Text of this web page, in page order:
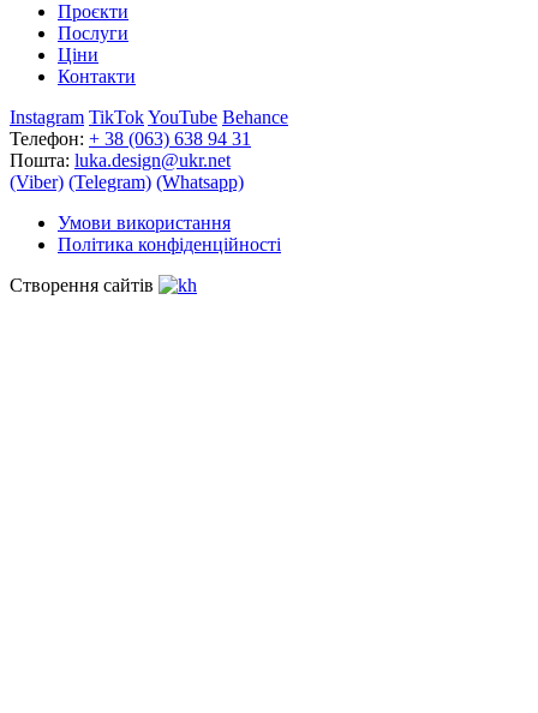
Проєкти
Послуги
Цiни
Контакти
Instagram TikTokYouTube Behance
Телефон: + 38 (063) 638 94 31
Пошта: luka.design@ukr.net
(Viber) (Telegram) (Whatsapp)
Умови використання
Політика конфіденційності
Cтворення сайтів